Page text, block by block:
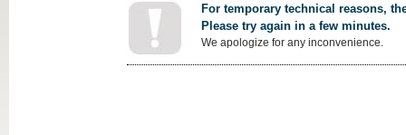
For temporary technical reasons,
Please try again in a few minutes.
We apologize for any inconvenience.